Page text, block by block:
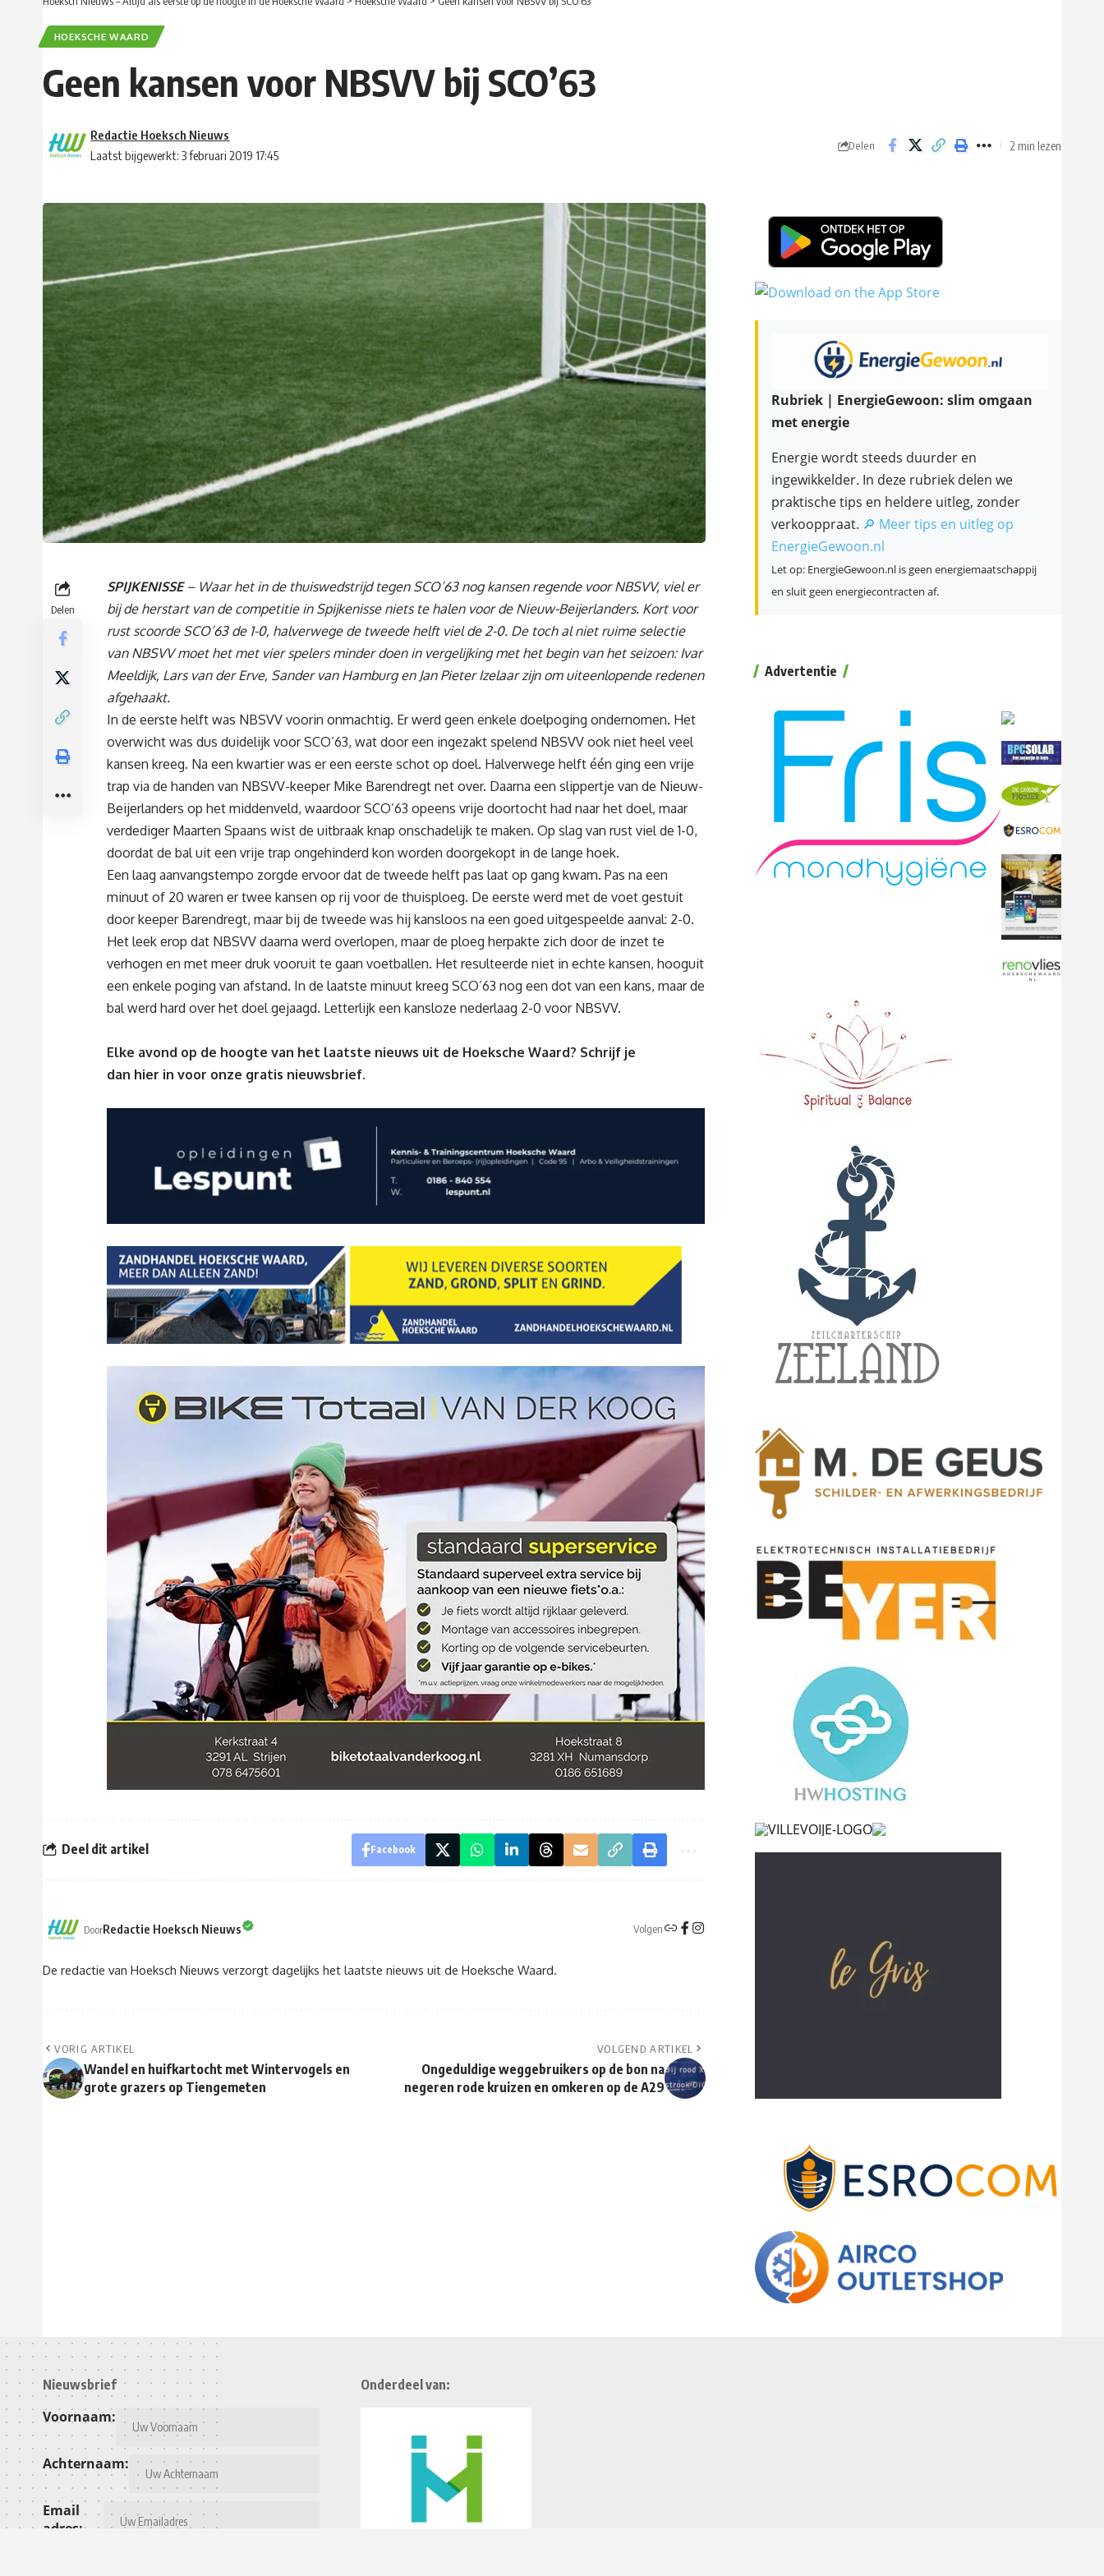
HOEKSCHE WAARD
Geen kansen voor NBSVV bij SCO’63
Laatst bijgewerkt: 3 februari 2019 17:45
Redactie Hoeksch Nieuws
Delen 2 min lezen
Delen
SPIJKENISSE– Waar het in de thuiswedstrijd tegen SCO’63 nog kansen regende voor NBSVV, viel er
bij de herstart van de competitie in Spijkenisse niets te halen voor de Nieuw-Beijerlanders. Kort voor
rust scoorde SCO’63 de 1-0, halverwege de tweede helft viel de 2-0. De toch al niet ruime selectie
van NBSVV moet het met vier spelers minder doen in vergelijking met het begin van het seizoen: Ivar
Meeldijk, Lars van der Erve, Sander van Hamburg en Jan Pieter Izelaar zijn om uiteenlopende redenen
afgehaakt.
In de eerste helft was NBSVV voorin onmachtig. Er werd geen enkele doelpoging ondernomen. Het
overwicht was dus duidelijk voor SCO’63, wat door een ingezakt spelend NBSVV ook niet heel veel
kansen kreeg. Na een kwartier was er een eerste schot op doel. Halverwege helft één ging een vrije
trap via de handen van NBSVV-keeper Mike Barendregt net over. Daarna een slippertje van de Nieuw-
Beijerlanders op het middenveld, waardoor SCO’63 opeens vrije doortocht had naar het doel, maar
verdediger Maarten Spaans wist de uitbraak knap onschadelijk te maken. Op slag van rust viel de 1-0,
doordat de bal uit een vrije trap ongehinderd kon worden doorgekopt in de lange hoek.
Een laag aanvangstempo zorgde ervoor dat de tweede helft pas laat op gang kwam. Pas na een
minuut of 20 waren er twee kansen op rij voor de thuisploeg. De eerste werd met de voet gestuit
door keeper Barendregt, maar bij de tweede was hij kansloos na een goed uitgespeelde aanval: 2-0.
Het leek erop dat NBSVV daarna werd overlopen, maar de ploeg herpakte zich door de inzet te
verhogen en met meer druk vooruit te gaan voetballen. Het resulteerde niet in echte kansen, hooguit
een enkele poging van afstand. In de laatste minuut kreeg SCO’63 nog een dot van een kans, maar de
bal werd hard over het doel gejaagd. Letterlijk een kansloze nederlaag 2-0 voor NBSVV.
Elke avond op de hoogte van het laatste nieuws uit de Hoeksche Waard? Schrijf je
dan hier in voor onze gratis nieuwsbrief.
Deel dit artikel Facebook
DoorRedactie Hoeksch Nieuws Volgen
De redactie van Hoeksch Nieuws verzorgt dagelijks het laatste nieuws uit de Hoeksche Waard.
VORIG ARTIKEL
Wandel en huifkartocht met Wintervogels en
grote grazers op Tiengemeten
VOLGEND ARTIKEL
Ongeduldige weggebruikers op de bon na
negeren rode kruizen en omkeren op de A29
Rubriek | EnergieGewoon: slim omgaan
met energie
Energie wordt steeds duurder en
ingewikkelder. In deze rubriek delen we
praktische tips en heldere uitleg, zonder
verkooppraat. 🔎 Meer tips en uitleg op
EnergieGewoon.nl
Let op: EnergieGewoon.nl is geen energiemaatschappij
en sluit geen energiecontracten af.
Advertentie
Nieuwsbrief
Voornaam:
Achternaam:
Email
adres:
Onderdeel van: